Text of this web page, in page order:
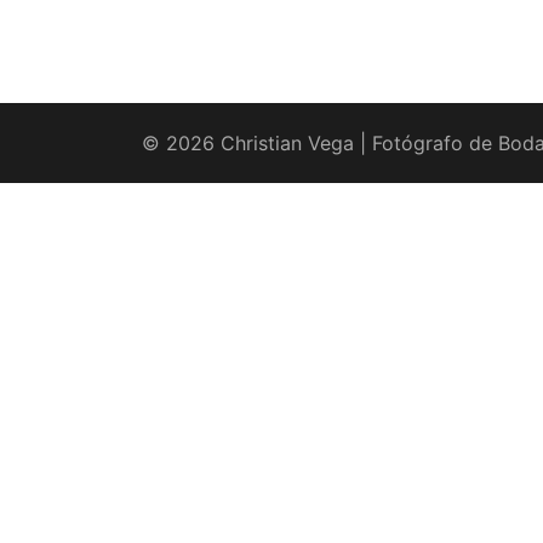
© 2026 Christian Vega | Fotógrafo de